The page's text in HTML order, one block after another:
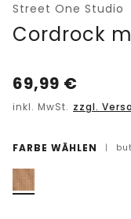
Street One Studio
Cordrock
69,99 €
inkl. MwSt. zzgl.
FARBE WÄHLEN |